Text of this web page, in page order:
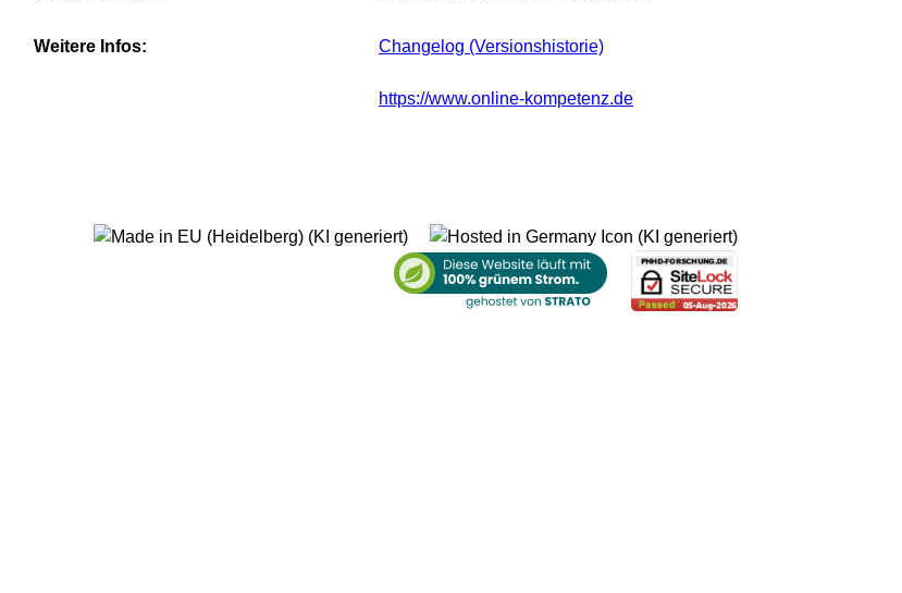
Weitere Infos: Changelog (Versionshistorie)
https://www.online-kompetenz.de